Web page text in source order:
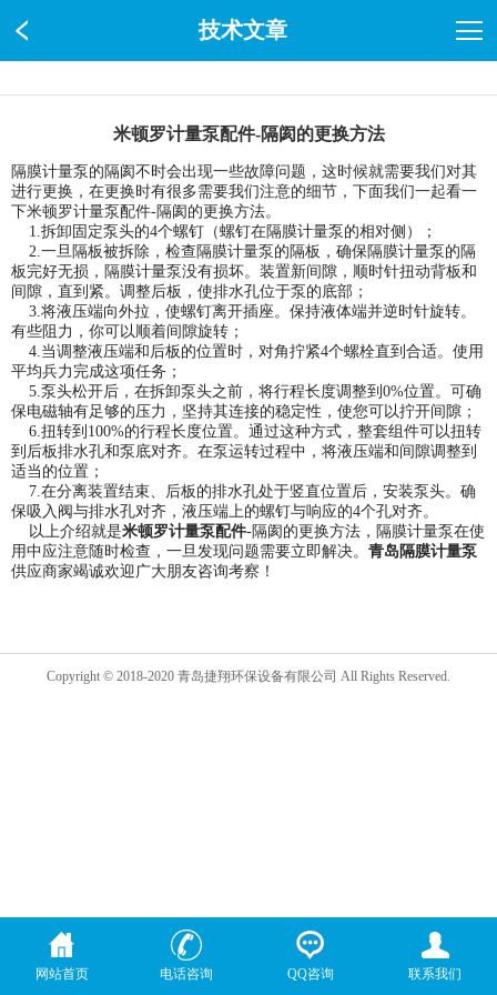
技术文章
米顿罗计量泵配件-隔阂的更换方法
隔膜计量泵的隔阂不时会出现一些故障问题，这时候就需要我们对其
进行更换，在更换时有很多需要我们注意的细节，下面我们一起看一
下米顿罗计量泵配件-隔阂的更换方法。
1.拆卸固定泵头的4个螺钉（螺钉在隔膜计量泵的相对侧）；
2.一旦隔板被拆除，检查隔膜计量泵的隔板，确保隔膜计量泵的隔
板完好无损，隔膜计量泵没有损坏。装置新间隙，顺时针扭动背板和
间隙，直到紧。调整后板，使排水孔位于泵的底部；
3.将液压端向外拉，使螺钉离开插座。保持液体端并逆时针旋转。
有些阻力，你可以顺着间隙旋转；
4.当调整液压端和后板的位置时，对角拧紧4个螺栓直到合适。使用
平均兵力完成这项任务；
5.泵头松开后，在拆卸泵头之前，将行程长度调整到0%位置。可确
保电磁轴有足够的压力，坚持其连接的稳定性，使您可以拧开间隙；
6.扭转到100%的行程长度位置。通过这种方式，整套组件可以扭转
到后板排水孔和泵底对齐。在泵运转过程中，将液压端和间隙调整到
适当的位置；
7.在分离装置结束、后板的排水孔处于竖直位置后，安装泵头。确
保吸入阀与排水孔对齐，液压端上的螺钉与响应的4个孔对齐。
以上介绍就是米顿罗计量泵配件-隔阂的更换方法，隔膜计量泵在使
用中应注意随时检查，一旦发现问题需要立即解决。 青岛隔膜计量泵
供应商家竭诚欢迎广大朋友咨询考察！
Copyright © 2018-2020 青岛捷翔环保设备有限公司 All Rights Reserved.
网站首页 电话咨询 QQ咨询 联系我们